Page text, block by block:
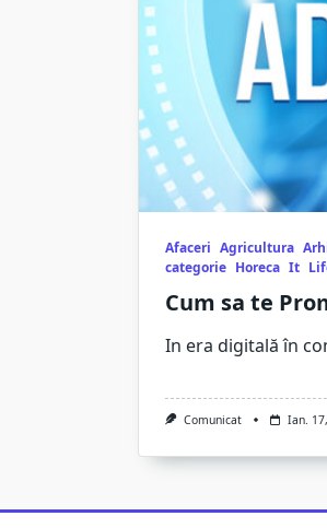
Afaceri Agricultura
categorie Horeca It
Cum sa te
In era digitală în
Comunicat Ian.